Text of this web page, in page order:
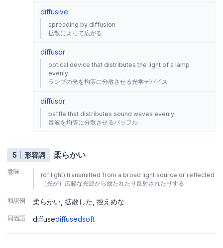
diffusive
spreading by diffusion
拡散によって広がる
diffusor
optical device that distributes the light of a lamp
evenly
ランプの光を均等に分散させる光学デバイス
diffusor
baffle that distributes sound waves evenly
音波を均等に分散させるバッフル
5 形容詞 柔らかい
意味
(of light) transmitted from a broad light source or reflected
（光が）広範な光源から放たれたり反射されたりする
和訳例 柔らかい 拡散した 控えめな
同義語 diffusediffusedsoft